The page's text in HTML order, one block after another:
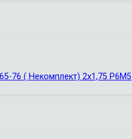
76 ( Некомплект) 2х1,75 Р6М5